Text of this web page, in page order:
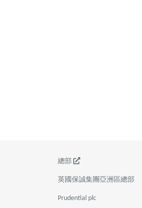
總部
英國保誠集團亞洲區總部
Prudential plc